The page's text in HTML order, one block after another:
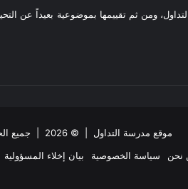
ومن ثم تقييمها بموضوعية بعيداً
موقع مدرسة التداول | © 2026 | جميع الحقوق محفوظة
نحن سياسة الخصوصية بيان إخلاء المسؤولية